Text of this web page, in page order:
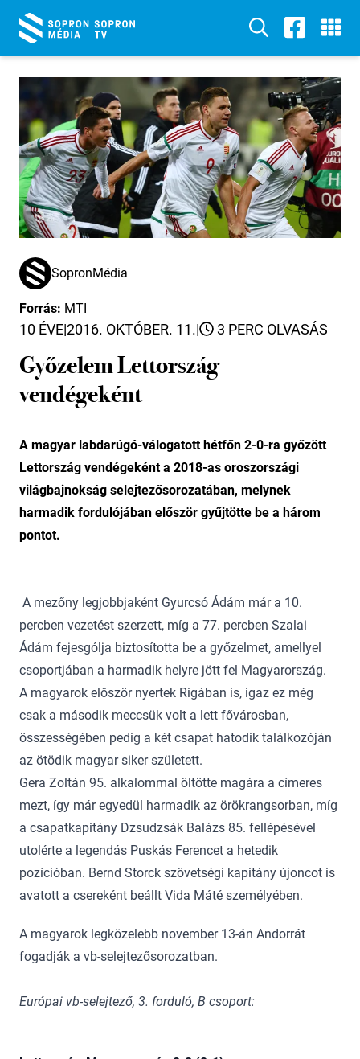
SopronMédia
Forrás: MTI
10 ÉVE|2016. OKTÓBER. 11.| 3 PERC OLVASÁS
Győzelem Lettország
vendégeként
A magyar labdarúgó-válogatott hétfőn 2-0-ra győzött
Lettország vendégeként a 2018-as oroszországi
világbajnokság selejtezősorozatában, melynek
harmadik fordulójában először gyűjtötte be a három
pontot.
A mezőny legjobbjaként Gyurcsó Ádám már a 10.
percben vezetést szerzett, míg a 77. percben Szalai
Ádám fejesgólja biztosította be a győzelmet, amellyel
csoportjában a harmadik helyre jött fel Magyarország.
A magyarok először nyertek Rigában is, igaz ez még
csak a második meccsük volt a lett fővárosban,
összességében pedig a két csapat hatodik találkozóján
az ötödik magyar siker született.
Gera Zoltán 95. alkalommal öltötte magára a címeres
mezt, így már egyedül harmadik az örökrangsorban, míg
a csapatkapitány Dzsudzsák Balázs 85. fellépésével
utolérte a legendás Puskás Ferencet a hetedik
pozícióban. Bernd Storck szövetségi kapitány újoncot is
avatott a csereként beállt Vida Máté személyében.
A magyarok legközelebb november 13-án Andorrát
fogadják a vb-selejtezősorozatban.
Európai vb-selejtező, 3. forduló, B csoport: